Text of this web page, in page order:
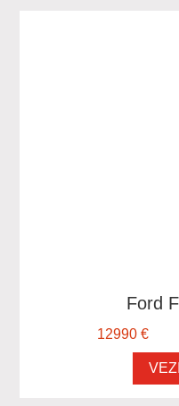
Ford
12990 €